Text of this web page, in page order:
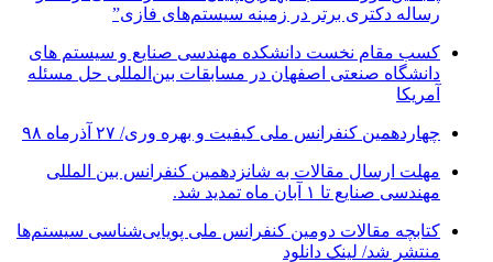
رساله دکتری برتر در زمینه سیستم‌های فازی”
کسب مقام نخست دانشکده مهندسی صنایع و سیستم های
دانشگاه صنعتی اصفهان در مسابقات بین‌المللی حل مسئله
آمریکا
چهاردهمین کنفرانس ملی کیفیت و بهره وری/ ۲۷ آذرماه ۹۸
مهلت ارسال مقالات به شانزدهمین کنفرانس بین المللی
مهندسی صنایع تا ۱ آبان ماه تمدید شد.
کتابچه مقالات دومین کنفرانس ملی پویایی‌شناسی سیستم‌ها
منتشر شد/ لینک دانلود